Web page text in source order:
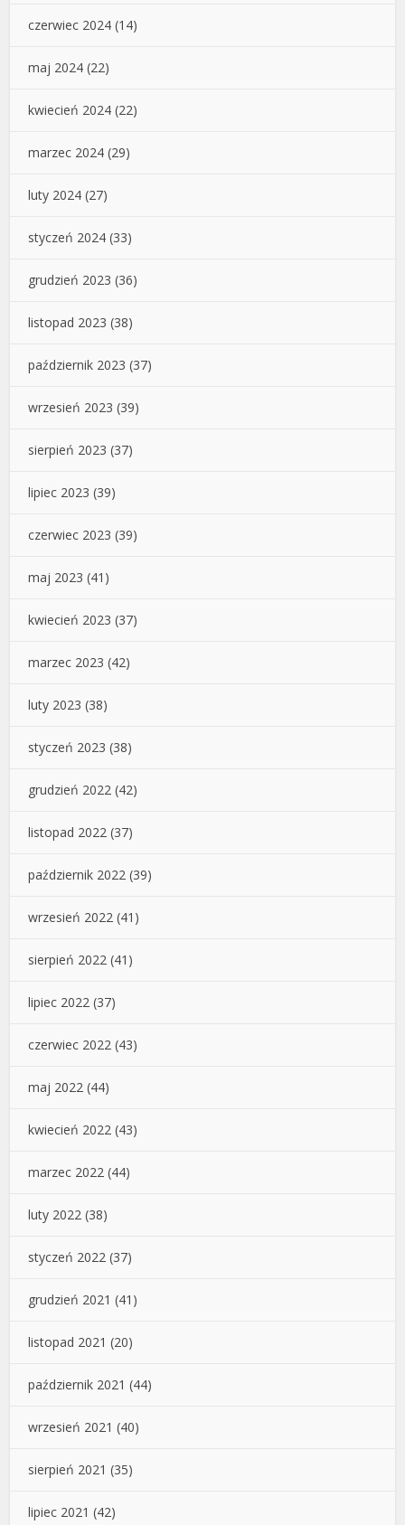
czerwiec 2024 (14)
maj 2024 (22)
kwiecień 2024 (22)
marzec 2024 (29)
luty 2024 (27)
styczeń 2024 (33)
grudzień 2023 (36)
listopad 2023 (38)
październik 2023 (37)
wrzesień 2023 (39)
sierpień 2023 (37)
lipiec 2023 (39)
czerwiec 2023 (39)
maj 2023 (41)
kwiecień 2023 (37)
marzec 2023 (42)
luty 2023 (38)
styczeń 2023 (38)
grudzień 2022 (42)
listopad 2022 (37)
październik 2022 (39)
wrzesień 2022 (41)
sierpień 2022 (41)
lipiec 2022 (37)
czerwiec 2022 (43)
maj 2022 (44)
kwiecień 2022 (43)
marzec 2022 (44)
luty 2022 (38)
styczeń 2022 (37)
grudzień 2021 (41)
listopad 2021 (20)
październik 2021 (44)
wrzesień 2021 (40)
sierpień 2021 (35)
lipiec 2021 (42)